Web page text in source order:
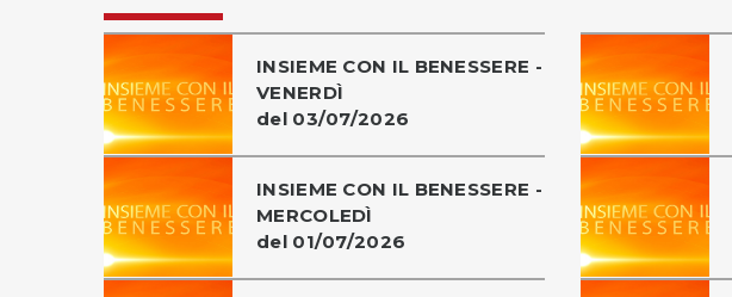
INSIEME CON IL BENESSERE -
VENERDÌ
del 03/07/2026
INSIEME CON IL BENESSERE -
MERCOLEDÌ
del 01/07/2026